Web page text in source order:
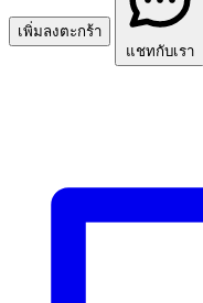
เพิ่มลงตะกร้า
แชทกับเรา